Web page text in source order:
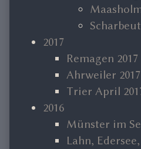
2017
Remagen 2017
Ahrweiler 2017
Trier April
2016
Münster im
Lahn,